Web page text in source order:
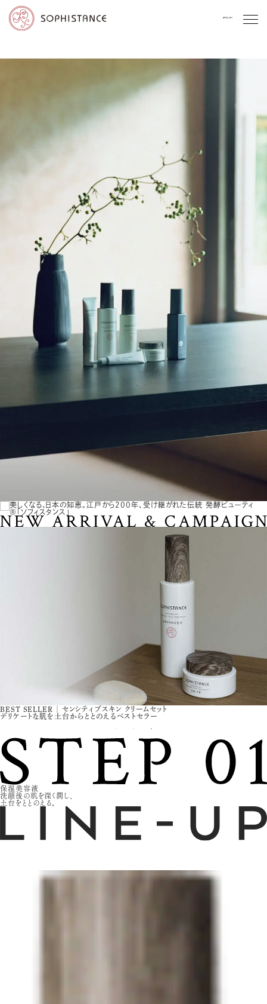
NEW ｜ 8/4(火)～8/31(月)先行予約
発酵成分*1 で洗い上げるシャンプー&コンディショナーセット
PICK UP ｜ ボディクチュール トップトゥトウ リリース
発酵と植物の力で、カラダの声に向き合うボディセラム
BEST SELLER ｜ センシティブスキン クリームセット
デリケートな肌を土台からととのえるベストセラー
保湿美容液
洗顔後の肌を深く潤し、
土台をととのえる。